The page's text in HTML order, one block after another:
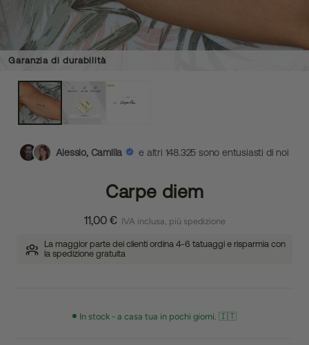
Garanzia di durabilità
Alessio, Camilla e altri 148.325 sono entusiasti di noi
Carpe diem
11,00 € IVA inclusa, più spedizione
La maggior parte dei clienti ordina 4-6 tatuaggi e risparmia con
la spedizione gratuita
In stock - a casa tua in pochi giorni. 🇮🇹